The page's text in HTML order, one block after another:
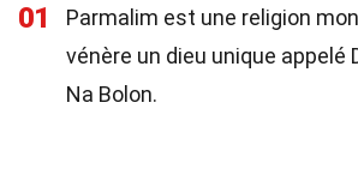
01
Parmalim est une religion
vénère un dieu unique appelé
Na Bolon.